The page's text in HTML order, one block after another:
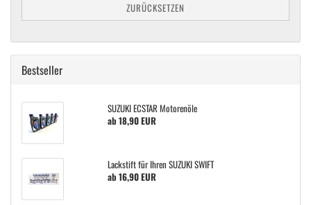
ZURÜCKSETZEN
Bestseller
SUZUKI ECSTAR Motorenöle
ab 18,90 EUR
Lackstift für Ihren SUZUKI SWIFT
ab 16,90 EUR